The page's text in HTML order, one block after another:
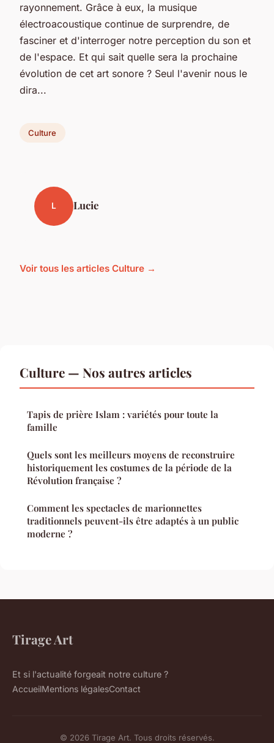
rayonnement. Grâce à eux, la musique
électroacoustique continue de surprendre, de
fasciner et d'interroger notre perception du son et
de l'espace. Et qui sait quelle sera la prochaine
évolution de cet art sonore ? Seul l'avenir nous le
dira...
Culture
L Lucie
Voir tous les articles Culture →
Culture — Nos autres articles
Tapis de prière Islam : variétés pour toute la
famille
Quels sont les meilleurs moyens de reconstruire
historiquement les costumes de la période de la
Révolution française ?
Comment les spectacles de marionnettes
traditionnels peuvent-ils être adaptés à un public
moderne ?
Tirage Art
Et si l'actualité forgeait notre culture ?
AccueilMentions légalesContact
© 2026 Tirage Art. Tous droits réservés.